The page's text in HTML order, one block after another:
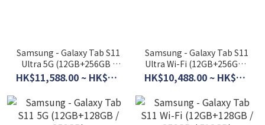
Samsung - Galaxy Tab S11
Ultra 5G (12GB+256GB /
512GB)
HK$11,588.00 ~ HK$13,088.00
Samsung - Galaxy Tab S11
Ultra Wi-Fi (12GB+256GB /
512GB)
HK$10,488.00 ~ HK$11,988.00